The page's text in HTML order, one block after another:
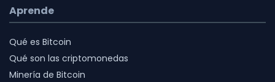
Aprende
Qué es Bitcoin
Qué son las criptomonedas
Minería de Bitcoin